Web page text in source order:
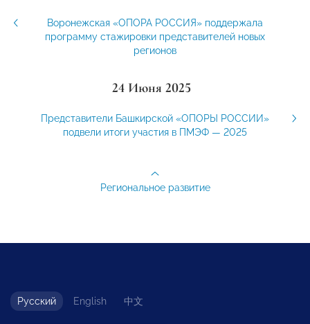
Воронежская «ОПОРА РОССИЯ» поддержала
программу стажировки представителей новых
регионов
24 Июня 2025
Представители Башкирской «ОПОРЫ РОССИИ»
подвели итоги участия в ПМЭФ — 2025
Региональное развитие
Русский English 中文